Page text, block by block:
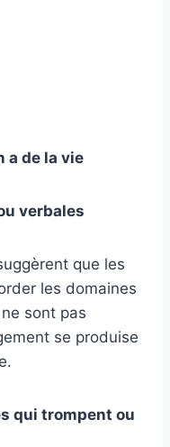
a de la vie
verbales
que les
les domaines
sont pas
se produise
qui trompent ou